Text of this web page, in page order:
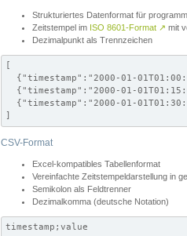
Strukturiertes Datenformat für
Zeitstempel im ISO 8601-Format ↗ mit
Dezimalpunkt als Trennzeichen
[
{"timestamp":"2000-01-
{"timestamp":"2000-01-
{"timestamp":"2000-01-
]
CSV-Format
Excel-kompatibles Tabellenformat
Vereinfachte Zeitstempeldarstellung in
Semikolon als Feldtrenner
Dezimalkomma (deutsche Notation)
timestamp;value